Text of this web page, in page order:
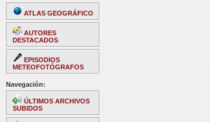
ATLAS GEOGRÁFICO
AUTORES
DESTACADOS
EPISODIOS
METEOFOTÓGRAFOS
Navegación:
ÚLTIMOS ARCHIVOS
SUBIDOS